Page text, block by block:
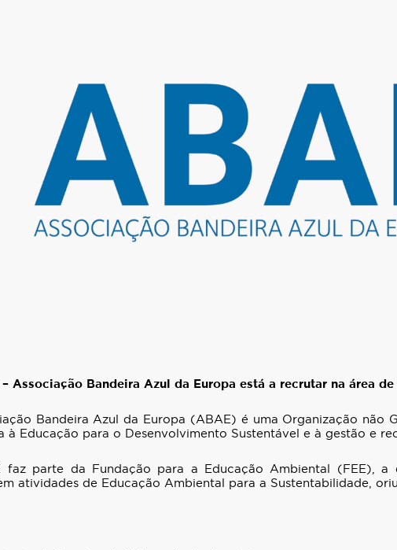
– Associação Bandeira Azul da Europa está a recrutar na área
Bandeira Azul da Europa (ABAE) é uma Organização não
à Educação para o Desenvolvimento Sustentável e à gestão e
faz parte da Fundação para a Educação Ambiental (FEE), a
atividades de Educação Ambiental para a Sustentabilidade,